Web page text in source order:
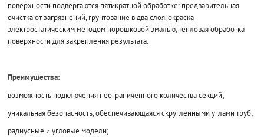
поверхности подвергаются пятикратной обработке: предварительная
очистка от загрязнений, грунтование в два слоя, окраска
электростатическим методом порошковой эмалью, тепловая обработка
поверхности для закрепления результата.
Преимущества:
возможность подключения неограниченного количества секций;
уникальная безопасность, обеспечивающаяся скругленными углами труб;
радиусные и угловые модели;